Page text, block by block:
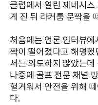
클럽에서 열린 제네시스
게 진 뒤 라커룸 문짝을
처음에는 언론 인터뷰
짝이 떨어졌다고 해명
서는 의도하지 않았는
나중에 골프 전문 채널
헐거워서 안전을 위해
다.